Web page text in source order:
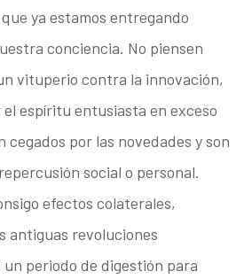
ya estamos entregando
conciencia. No piensen
vituperio contra la innovación,
espíritu entusiasta en exceso
cegados por las novedades y son
social o personal.
efectos colaterales,
antiguas revoluciones
periodo de digestión para